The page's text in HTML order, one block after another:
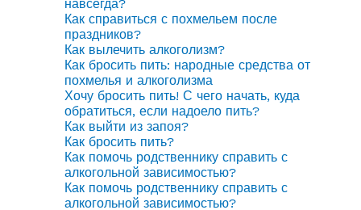
навсегда?
Как справиться с похмельем после
праздников?
Как вылечить алкоголизм?
Как бросить пить: народные средства от
похмелья и алкоголизма
Хочу бросить пить! С чего начать, куда
обратиться, если надоело пить?
Как выйти из запоя?
Как бросить пить?
Как помочь родственнику справить с
алкогольной зависимостью?
Как помочь родственнику справить с
алкогольной зависимостью?